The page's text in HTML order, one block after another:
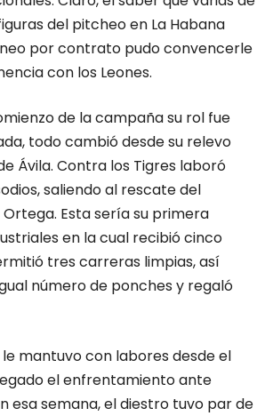
del pitcheo en La Habana
por contrato pudo convencerle
con los Leones.
de la campaña su rol fue
todo cambió desde su relevo
Ávila. Contra los Tigres laboró
saliendo al rescate del
Esta sería su primera
en la cual recibió cinco
tres carreras limpias, así
número de ponches y regaló
mantuvo con labores desde el
el enfrentamiento ante
esa semana, el diestro tuvo par de